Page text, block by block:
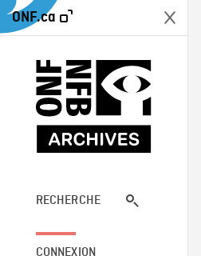
ONF.ca
RECHERCHE
CONNEXION